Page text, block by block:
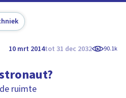
10 mrt 2014tot 31 dec 2032 90.1k
ruimte